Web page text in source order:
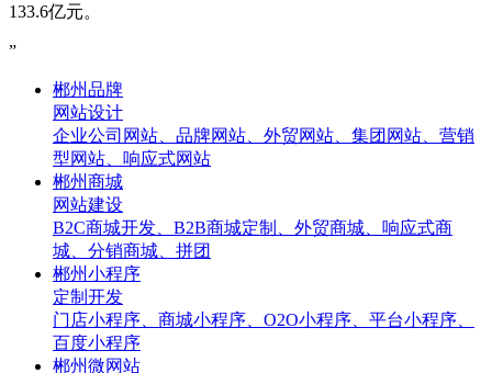
133.6亿元。
”
郴州品牌
网站设计
企业公司网站、品牌网站、外贸网站、集团网站、营销
型网站、响应式网站
郴州商城
网站建设
B2C商城开发、B2B商城定制、外贸商城、响应式商
城、分销商城、拼团
郴州小程序
定制开发
门店小程序、商城小程序、O2O小程序、平台小程序、
百度小程序
郴州微网站